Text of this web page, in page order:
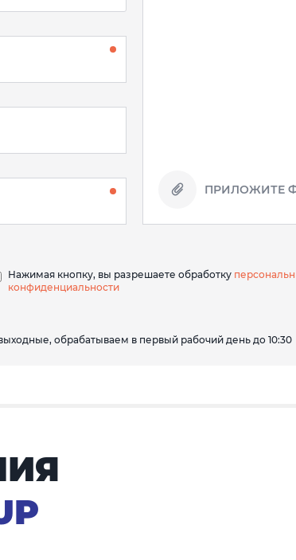
ПРИЛОЖИТЕ
Нажимая кнопку, вы разрешаете обработку
конфиденциальности
обрабатываем в первый рабочий день до 10:30